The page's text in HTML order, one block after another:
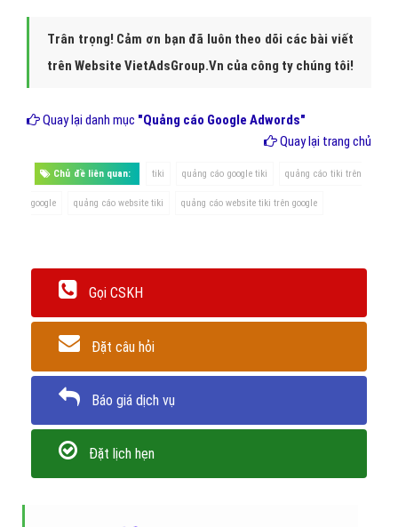
Trân trọng! Cảm ơn bạn đã luôn theo dõi các bài viết
trên Website VietAdsGroup.Vn của công ty chúng tôi!
Quay lại danh mục "Quảng cáo Google Adwords"
Quay lại trang chủ
Chủ đề liên quan: tiki quảng cáo google tiki quảng cáo tiki trên
google quảng cáo website tiki quảng cáo website tiki trên google
Gọi CSKH
Đặt câu hỏi
Báo giá dịch vụ
Đặt lịch hẹn